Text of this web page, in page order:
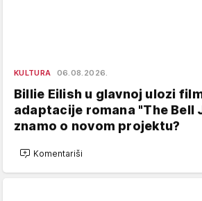
KULTURA 06.08.2026.
Billie Eilish u glavnoj ulozi
adaptacije romana "The Bell
znamo o novom projektu?
Komentariši